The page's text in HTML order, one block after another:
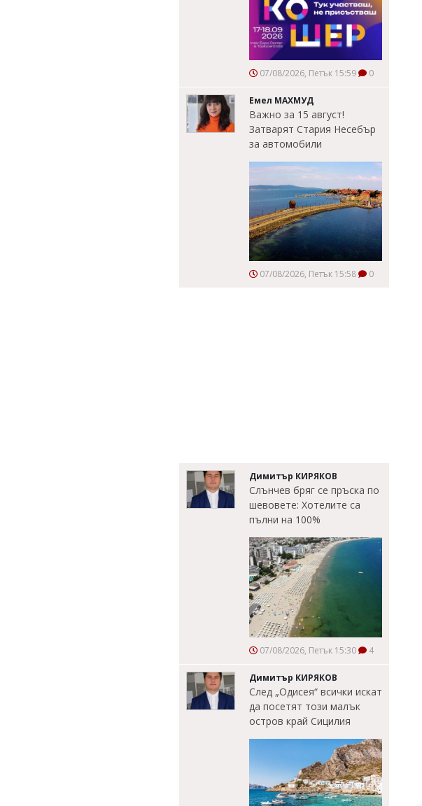
07/08/2026, Петък 15:59 0
Емел МАХМУД
Важно за 15 август!
Затварят Стария Несебър
за автомобили
07/08/2026, Петък 15:58 0
Димитър КИРЯКОВ
Слънчев бряг се пръска по
шевовете: Хотелите са
пълни на 100%
07/08/2026, Петък 15:30 4
Димитър КИРЯКОВ
След „Одисея“ всички искат
да посетят този малък
остров край Сицилия